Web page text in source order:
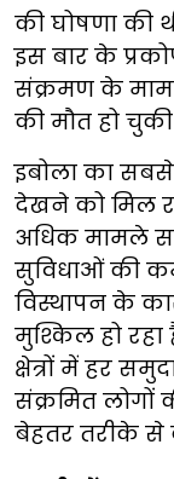
की घोषणा की
इस बार के
संक्रमण के
की मौत हो चुकी
इबोला का सबसे
देखने को मिल
अधिक मामले
सुविधाओं की
विस्थापन के
मुश्किल हो रहा
क्षेत्रों में हर
संक्रमित लोगों
बेहतर तरीके से